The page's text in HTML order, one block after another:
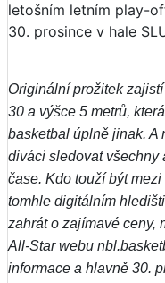
letošním letním play-
30. prosince v hale
Originální prožitek
30 a výšce 5 metrů,
basketbal úplně jinak. A
diváci sledovat všechny
čase. Kdo touží být
tomhle digitálním
zahrát o zajímavé ceny,
All-Star webu
informace a hlavně 30.